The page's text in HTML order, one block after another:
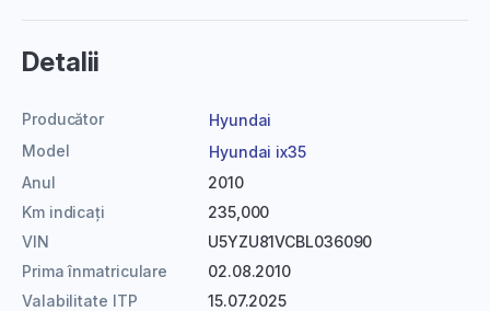
Detalii
Producător
Hyundai
Model
Hyundai ix35
Anul
2010
Km indicați
235,000
VIN
U5YZU81VCBL036090
Prima înmatriculare
02.08.2010
Valabilitate ITP
15.07.2025